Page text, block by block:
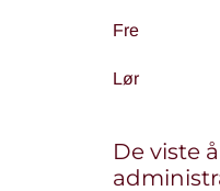
Fre
Lør
De viste